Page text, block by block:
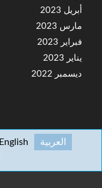
أبريل 2023
مارس 2023
فبراير 2023
يناير 2023
ديسمبر 2022
العربية English